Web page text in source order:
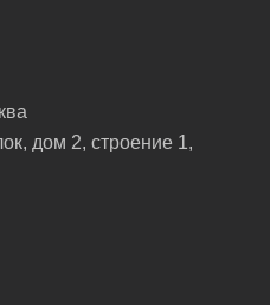
дом 2, строение 1,